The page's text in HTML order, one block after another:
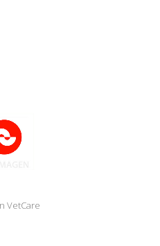
VetCare